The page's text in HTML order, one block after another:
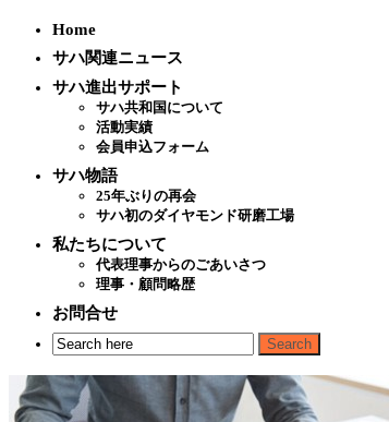
Home
サハ関連ニュース
サハ進出サポート
サハ共和国について
活動実績
会員申込フォーム
サハ物語
25年ぶりの再会
サハ初のダイヤモンド研磨工場
私たちについて
代表理事からのごあいさつ
理事・顧問略歴
お問合せ